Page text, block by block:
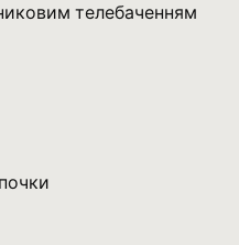
телебаченням